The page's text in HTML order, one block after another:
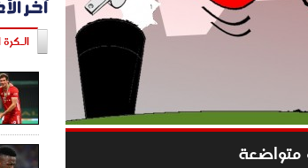
متواضعة
الـكرة